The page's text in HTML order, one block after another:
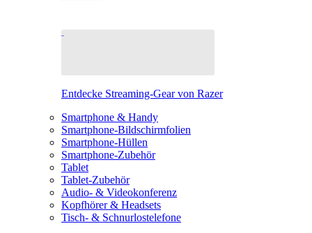
Entdecke Streaming-Gear von Razer
Smartphone & Handy
Smartphone-Bildschirmfolien
Smartphone-Hüllen
Smartphone-Zubehör
Tablet
Tablet-Zubehör
Audio- & Videokonferenz
Kopfhörer & Headsets
Tisch- & Schnurlostelefone